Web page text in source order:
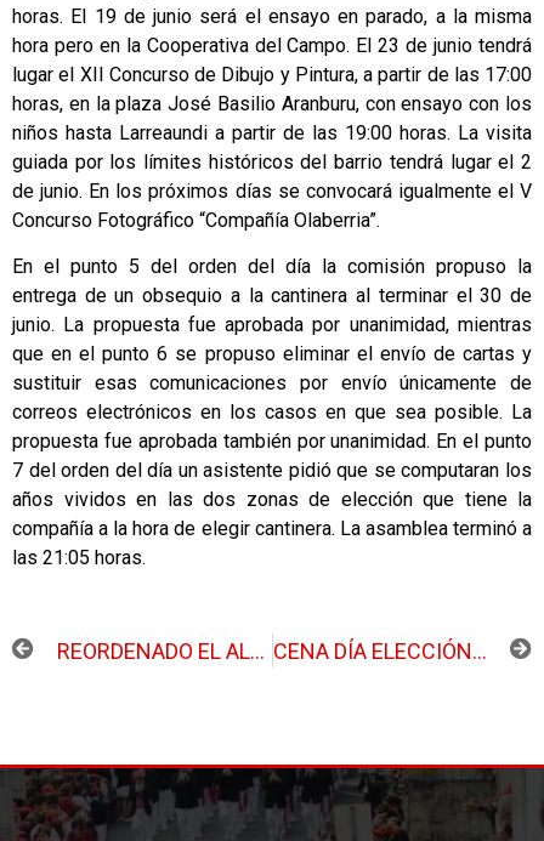
horas. El 19 de junio será el ensayo en parado, a la misma
hora pero en la Cooperativa del Campo. El 23 de junio tendrá
lugar el XII Concurso de Dibujo y Pintura, a partir de las 17:00
horas, en la plaza José Basilio Aranburu, con ensayo con los
niños hasta Larreaundi a partir de las 19:00 horas. La visita
guiada por los límites históricos del barrio tendrá lugar el 2
de junio. En los próximos días se convocará igualmente el V
Concurso Fotográfico “Compañía Olaberria”.
En el punto 5 del orden del día la comisión propuso la
entrega de un obsequio a la cantinera al terminar el 30 de
junio. La propuesta fue aprobada por unanimidad, mientras
que en el punto 6 se propuso eliminar el envío de cartas y
sustituir esas comunicaciones por envío únicamente de
correos electrónicos en los casos en que sea posible. La
propuesta fue aprobada también por unanimidad. En el punto
7 del orden del día un asistente pidió que se computaran los
años vividos en las dos zonas de elección que tiene la
compañía a la hora de elegir cantinera. La asamblea terminó a
las 21:05 horas.
REORDENADO EL ALMACÉN DE LA COOPERATIVA DEL CAMPO CENA DÍA ELECCIÓN CANTINERA